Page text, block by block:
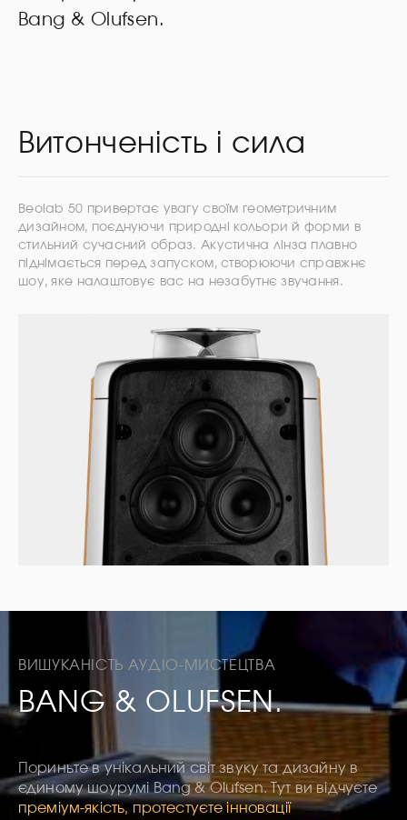
Bang & Olufsen.
Витонченість і сила
Beolab 50 привертає увагу своїм геометричним
дизайном, поєднуючи природні кольори й форми в
стильний сучасний образ. Акустична лінза плавно
піднімається перед запуском, створюючи справжнє
шоу, яке налаштовує вас на незабутнє звучання.
ВИШУКАНІСТЬ АУДІО-МИСТЕЦТВА
BANG & OLUFSEN.
Пориньте в унікальний світ звуку та дизайну в
єдиному шоурумі Bang & Olufsen. Тут ви відчуєте
преміум-якість, протестуєте інновації